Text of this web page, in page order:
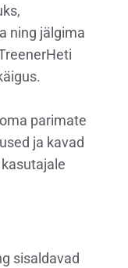
ning jälgima
parimate
ja kavad
sisaldavad